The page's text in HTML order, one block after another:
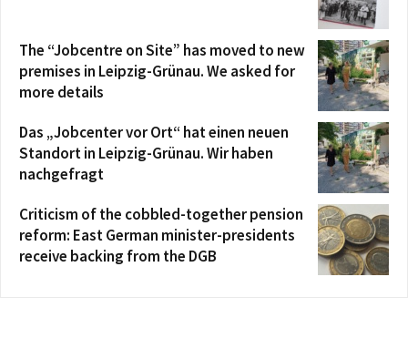
The “Jobcentre on Site” has moved to new
premises in Leipzig-Grünau. We asked for
more details
Das „Jobcenter vor Ort“ hat einen neuen
Standort in Leipzig-Grünau. Wir haben
nachgefragt
Criticism of the cobbled-together pension
reform: East German minister-presidents
receive backing from the DGB